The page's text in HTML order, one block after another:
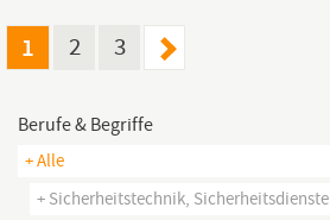
Stunden/Woche Es...
1 2 3
Berufe & Begriffe
+ Alle
+ Sicherheitstechnik, Sicherheitsdienste